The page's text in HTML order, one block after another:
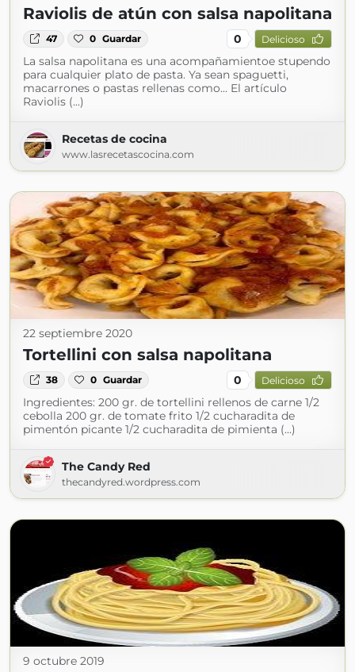
Raviolis de atún con salsa napolitana
47 0 Guardar 0 Delicioso
La salsa napolitana es una acompañamientoe stupendo
para cualquier plato de pasta. Ya sean spaguetti,
macarrones o pastas rellenas como... El artículo
Raviolis (...)
Recetas de cocina
www.lasrecetascocina.com
22 septiembre 2020
Tortellini con salsa napolitana
38 0 Guardar 0 Delicioso
Ingredientes: 200 gr. de tortellini rellenos de carne 1/2
cebolla 200 gr. de tomate frito 1/2 cucharadita de
pimentón picante 1/2 cucharadita de pimienta (...)
The Candy Red
thecandyred.wordpress.com
9 octubre 2019